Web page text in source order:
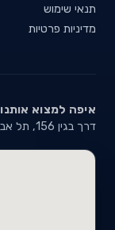
תנאי שימוש
מדיניות פרטיות
איפה למצוא אותנו
דרך בגין 156, תל אביב ·